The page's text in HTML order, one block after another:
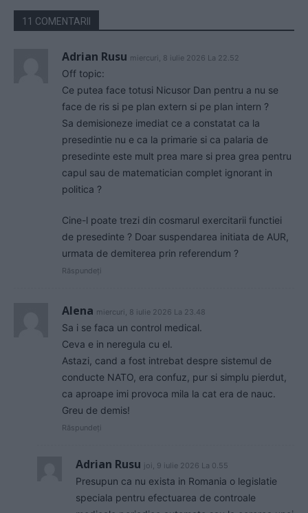
11 COMENTARII
Adrian Rusu miercuri, 8 iulie 2026 La 22.52
Off topic:
Ce putea face totusi Nicusor Dan pentru a nu se
face de ris si pe plan extern si pe plan intern ?
Sa demisioneze imediat ce a constatat ca la
presedintie nu e ca la primarie si ca palaria de
presedinte este mult prea mare si prea grea pentru
capul sau de matematician complet ignorant in
politica ?
Cine-l poate trezi din cosmarul exercitarii functiei
de presedinte ? Doar suspendarea initiata de AUR,
urmata de demiterea prin referendum ?
Răspundeți
Alena miercuri, 8 iulie 2026 La 23.48
Sa i se faca un control medical.
Ceva e in neregula cu el.
Astazi, cand a fost intrebat despre sistemul de
conducte NATO, era confuz, pur si simplu pierdut,
ca aproape imi provoca mila la cat era de nauc.
Greu de demis!
Răspundeți
Adrian Rusu joi, 9 iulie 2026 La 0.55
Presupun ca nu exista in Romania o legislatie
speciala pentru efectuarea de controale